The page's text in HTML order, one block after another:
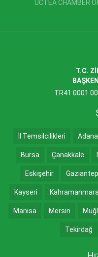
UCTEA CHAMBER
T.C.
TR41 0001
İl Temsilcilikleri Adana
Bursa Çanakkale
Eskişehir Gaziantep
Kayseri
Manisa Mersin
Tekirdağ